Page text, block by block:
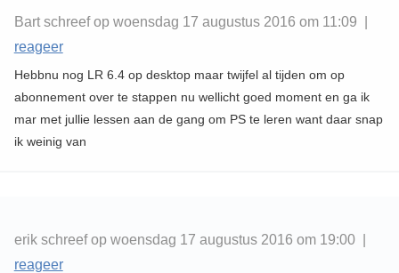
Bart schreef op woensdag 17 augustus 2016 om 11:09 |
reageer
Hebbnu nog LR 6.4 op desktop maar twijfel al tijden om op
abonnement over te stappen nu wellicht goed moment en ga ik
mar met jullie lessen aan de gang om PS te leren want daar snap
ik weinig van
erik schreef op woensdag 17 augustus 2016 om 19:00 |
reageer